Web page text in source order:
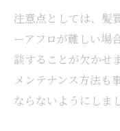
注意点としては、髪
ーアフロが難しい場
談することが欠かせ
メンテナンス方法も
ならないようにしま